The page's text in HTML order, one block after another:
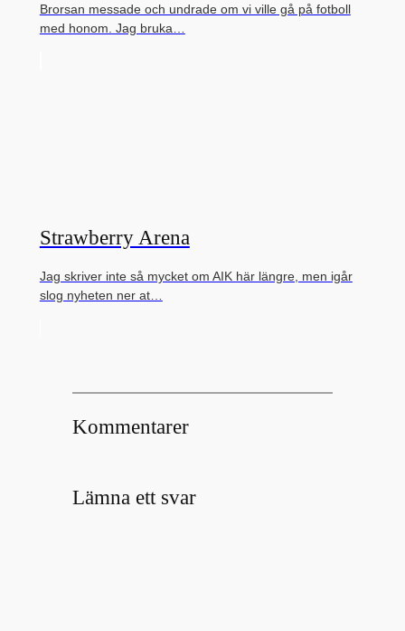
Brorsan messade och undrade om vi ville gå på fotboll
med honom. Jag bruka…
Strawberry Arena
Jag skriver inte så mycket om AIK här längre, men igår
slog nyheten ner at…
Kommentarer
Lämna ett svar